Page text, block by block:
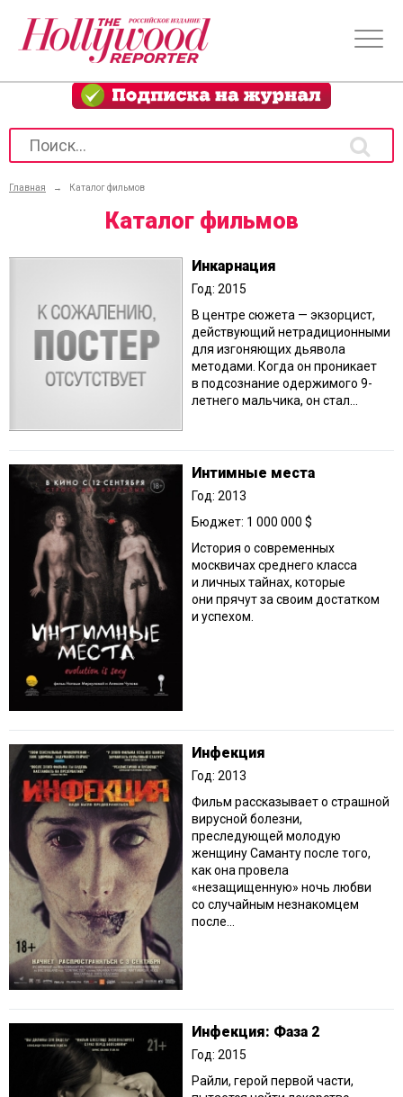
Главная → Каталог фильмов
Каталог фильмов
Инкарнация
Год: 2015
В центре сюжета — экзорцист,
действующий нетрадиционными
для изгоняющих дьявола
методами. Когда он проникает
в подсознание одержимого 9-
летнего мальчика, он стал...
Интимные места
Год: 2013
Бюджет: 1 000 000 $
История о современных
москвичах среднего класса
и личных тайнах, которые
они прячут за своим достатком
и успехом.
Инфекция
Год: 2013
Фильм рассказывает о страшной
вирусной болезни,
преследующей молодую
женщину Саманту после того,
как она провела
«незащищенную» ночь любви
со случайным незнакомцем
после...
Инфекция: Фаза 2
Год: 2015
Райли, герой первой части,